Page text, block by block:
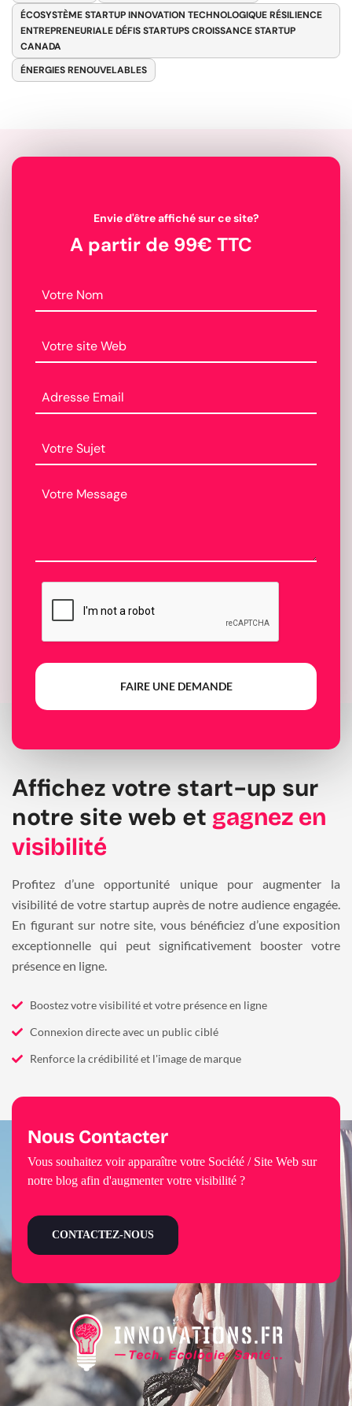
ÉCOSYSTÈME STARTUP INNOVATION TECHNOLOGIQUE RÉSILIENCE
ENTREPRENEURIALE DÉFIS STARTUPS CROISSANCE STARTUP
CANADA
ÉNERGIES RENOUVELABLES
Envie d'être affiché sur ce site?
A partir de 99€ TTC
FAIRE UNE DEMANDE
Affichez votre start-up sur
notre site web et gagnez en
visibilité
Profitez d’une opportunité unique pour augmenter la
visibilité de votre startup auprès de notre audience engagée.
En figurant sur notre site, vous bénéficiez d’une exposition
exceptionnelle qui peut significativement booster votre
présence en ligne.
Boostez votre visibilité et votre présence en ligne
Connexion directe avec un public ciblé
Renforce la crédibilité et l'image de marque
Nous Contacter
Vous souhaitez voir apparaître votre Société / Site Web sur
notre blog afin d'augmenter votre visibilité ?
CONTACTEZ-NOUS